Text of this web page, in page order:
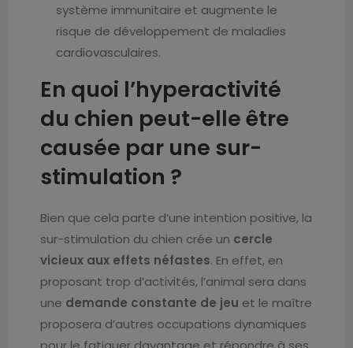
système immunitaire et augmente le
risque de développement de maladies
cardiovasculaires.
En quoi l’hyperactivité
du chien peut-elle être
causée par une sur-
stimulation ?
Bien que cela parte d’une intention positive, la
sur-stimulation du chien crée un cercle
vicieux aux effets néfastes. En effet, en
proposant trop d’activités, l’animal sera dans
une demande constante de jeu et le maître
proposera d’autres occupations dynamiques